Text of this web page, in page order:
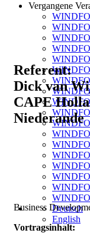
Vergangene
Deutsch
English
Referent:
Dick van
CAPE
Niederande
Business
Vortragsinhalt: